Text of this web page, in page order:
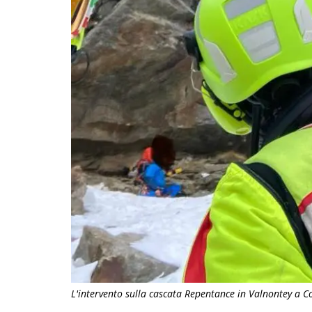
L'intervento sulla cascata Repentance in Valnontey a